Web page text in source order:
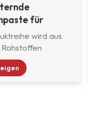
für
wird aus
bietet einen
mit hohem Glanz